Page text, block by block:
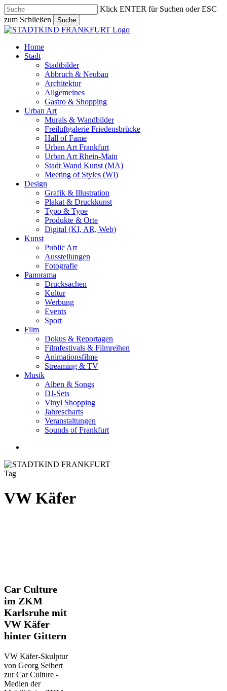
Skip
to
main
content
Klick ENTER für Suchen oder ESC
zum Schließen
Suche
Close
search
Menu
Home
Stadt
Stadtbilder
Abbruch & Neubau
Architektur
Allgemeines
Gastro & Shopping
Urban Art
Murals & Wandbilder
Freiluftgalerie Friedensbrücke
Hall of Fame
Urban Art Frankfurt
Urban Art Rhein-Main
Stadt Wand Kunst (MA)
Meeting of Styles (WI)
Design
Grafik & Illustration
Plakat & Druckkunst
Typo & Type
Produkte & Orte
Digital (KI, AR, Web)
Kunst
Public Art
Ausstellungen
Fotografie
Panorama
Drucksachen
Kultur
Werbung
Events
Sport
Film
Dokus & Reportagen
Filmfestivals & Filmreihen
Animationsfilme
Streaming & TV
Musik
Alben & Songs
DJ-Sets
Vinyl Shopping
Jahrescharts
Veranstaltungen
Sounds of Frankfurt
Tag
VW Käfer
Car
Culture
im
ZKM
Karlsruhe
mit
VW
hinter
Gittern
Car Culture
im ZKM
Karlsruhe mit
VW Käfer
hinter Gittern
VW Käfer-Skulptur
von Georg Seibert
zur Car Culture -
Medien der